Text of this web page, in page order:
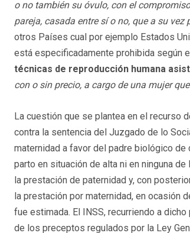
o no también su óvulo, con el
pareja, casada entre sí o no, que a su
otros Países cual por ejemplo Estados
está especificadamente prohibida según el
técnicas de reproducción humana
con o sin precio, a cargo de una mujer
La cuestión que se plantea en el recurso
contra la sentencia del Juzgado de lo
maternidad a favor del padre biológico de
parto en situación de alta ni en ninguna
la prestación de paternidad y, con
la prestación por maternidad, en ocasión
fue estimada. El INSS, recurriendo a
de los preceptos regulados por la Ley